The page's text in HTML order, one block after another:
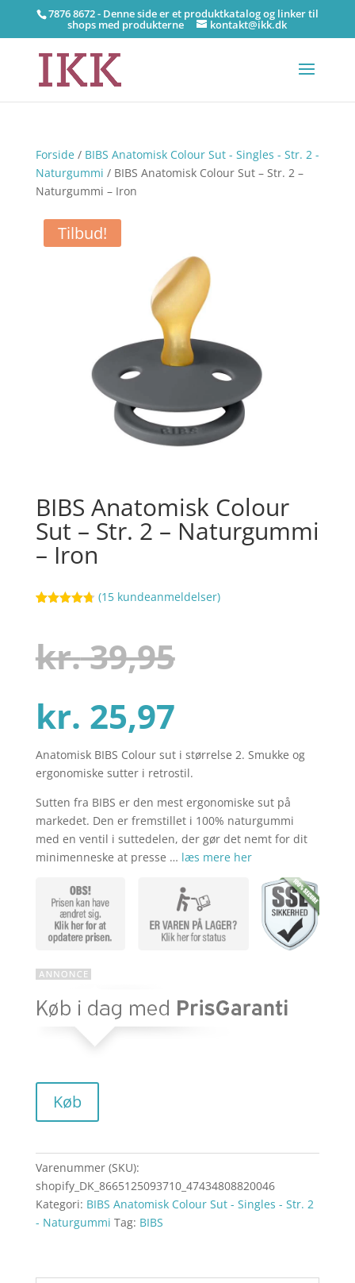
7876 8672 - Denne side er et produktkatalog og linker til
shops med produkterne kontakt@ikk.dk
Forside/ BIBS Anatomisk Colour Sut - Singles - Str. 2 -
Naturgummi / BIBS Anatomisk Colour Sut – Str. 2 –
Naturgummi – Iron
Tilbud!
BIBS Anatomisk Colour
Sut – Str. 2 – Naturgummi
– Iron
baseret på
kundebedø
mmelser
(15 kundeanmeldelser)
kr.39,95
pris
var:
kr. 39,95.
kr. 25,97Den
aktuelle
pris
er:
kr. 25,97.
Anatomisk BIBS Colour sut i størrelse 2. Smukke og
ergonomiske sutter i retrostil.
Sutten fra BIBS er den mest ergonomiske sut på
markedet. Den er fremstillet i 100% naturgummi
med en ventil i suttedelen, der gør det nemt for dit
minimenneske at presse … læs mere her
Køb
Varenummer (SKU):
shopify_DK_8665125093710_47434808820046
Kategori: BIBS Anatomisk Colour Sut - Singles - Str. 2
- Naturgummi Tag: BIBS